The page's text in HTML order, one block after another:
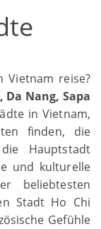
Vietnam reise?
Da Nang, Sapa
in Vietnam,
finden, die
Hauptstadt
und kulturelle
beliebtesten
Stadt Ho Chi
Gefühle